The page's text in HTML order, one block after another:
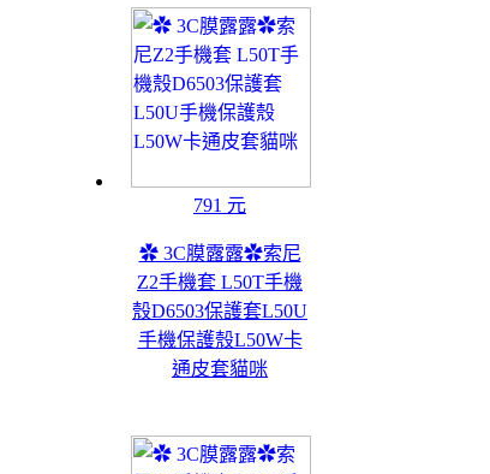
791 元
✿ 3C膜露露✿索尼
Z2手機套 L50T手機
殼D6503保護套L50U
手機保護殼L50W卡
通皮套貓咪